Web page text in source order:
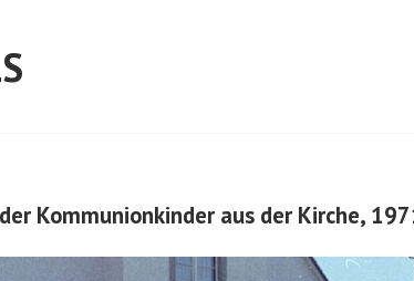
Kommunionkinder aus der Kirche,